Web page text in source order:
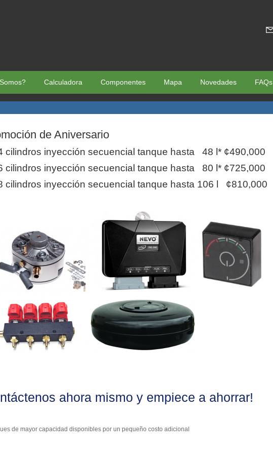
Calculadora Componentes Mapa Novedades FAQs
de Aniversario
cilindros inyección secuencial tanque hasta 48 l* ¢490,000
cilindros inyección secuencial tanque hasta 80 l* ¢725,000
cilindros inyección secuencial tanque hasta 106 l ¢810,000
ahora mismo y empiece a ahorrar!
de mayor capacidad disponibles por un pequeño costo adicional